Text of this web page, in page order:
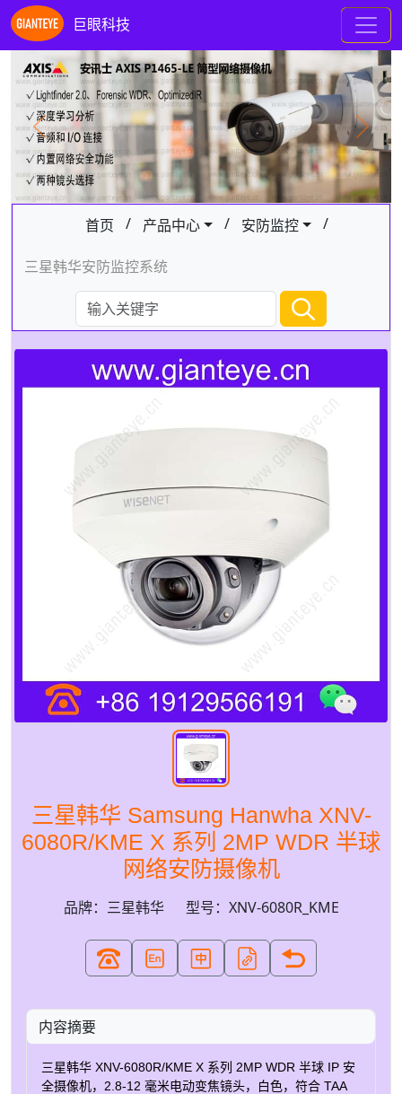
巨眼科技
Previous Next
首页 / 产品中心 / 安防监控 /
三星韩华安防监控系统
三星韩华 Samsung Hanwha XNV-
6080R/KME X 系列 2MP WDR 半球
网络安防摄像机
品牌：三星韩华 型号：XNV-6080R_KME
内容摘要
三星韩华 XNV-6080R/KME X 系列 2MP WDR 半球 IP 安
全摄像机，2.8-12 毫米电动变焦镜头，白色，符合 TAA